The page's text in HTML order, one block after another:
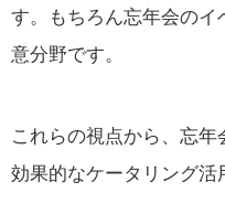
す。もちろん忘年会の
意分野です。
これらの視点から、忘
効果的なケータリング活